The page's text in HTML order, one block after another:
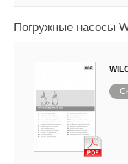
Погружные насосы